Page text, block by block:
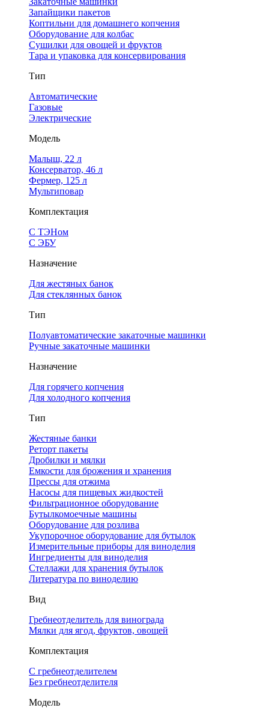
Запайщики пакетов
Коптильни для домашнего копчения
Оборудование для колбас
Сушилки для овощей и фруктов
Тара и упаковка для консервирования
Тип
Автоматические
Газовые
Электрические
Модель
Малыш, 22 л
Консерватор, 46 л
Фермер, 125 л
Мультиповар
Комплектация
С ТЭНом
С ЭБУ
Назначение
Для жестяных банок
Для стеклянных банок
Тип
Полуавтоматические закаточные машинки
Ручные закаточные машинки
Назначение
Для горячего копчения
Для холодного копчения
Тип
Жестяные банки
Реторт пакеты
Дробилки и мялки
Емкости для брожения и хранения
Прессы для отжима
Насосы для пищевых жидкостей
Фильтрационное оборудование
Бутылкомоечные машины
Оборудование для розлива
Укупорочное оборудование для бутылок
Измерительные приборы для виноделия
Ингредиенты для виноделия
Стеллажи для хранения бутылок
Литература по виноделию
Вид
Гребнеотделитель для винограда
Мялки для ягод, фруктов, овощей
Комплектация
С гребнеотделителем
Без гребнеотделителя
Модель